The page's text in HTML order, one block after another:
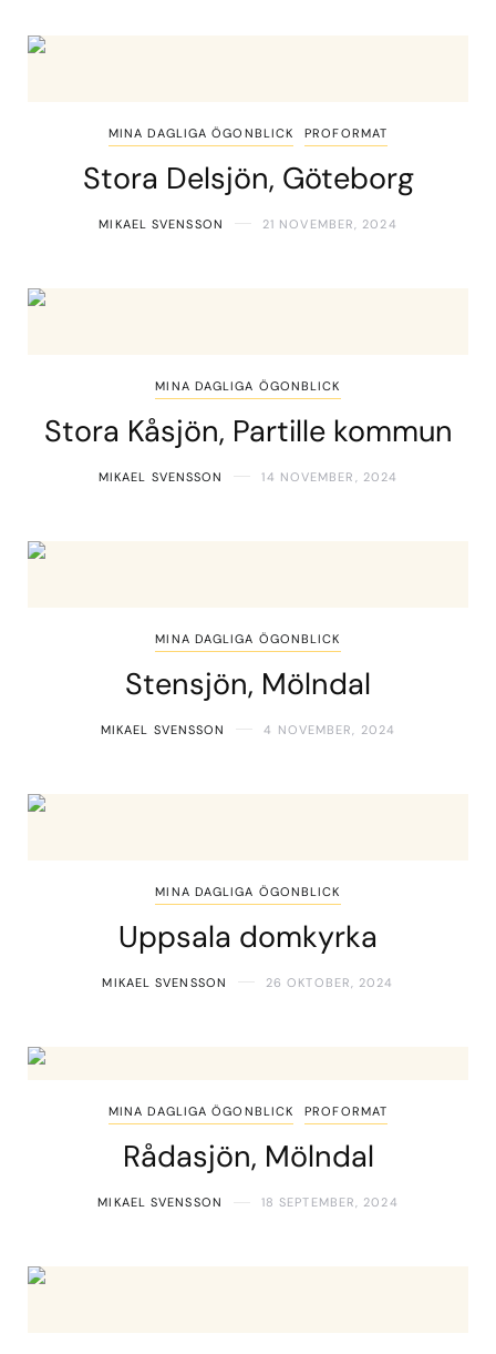
MINA DAGLIGA ÖGONBLICK PROFORMAT
Stora Delsjön, Göteborg
MIKAEL SVENSSON 21 NOVEMBER, 2024
MINA DAGLIGA ÖGONBLICK
Stora Kåsjön, Partille kommun
MIKAEL SVENSSON 14 NOVEMBER, 2024
MINA DAGLIGA ÖGONBLICK
Stensjön, Mölndal
MIKAEL SVENSSON 4 NOVEMBER, 2024
MINA DAGLIGA ÖGONBLICK
Uppsala domkyrka
MIKAEL SVENSSON 26 OKTOBER, 2024
MINA DAGLIGA ÖGONBLICK PROFORMAT
Rådasjön, Mölndal
MIKAEL SVENSSON 18 SEPTEMBER, 2024